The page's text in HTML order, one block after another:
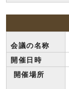
会議の名称
開催日時
開催場所